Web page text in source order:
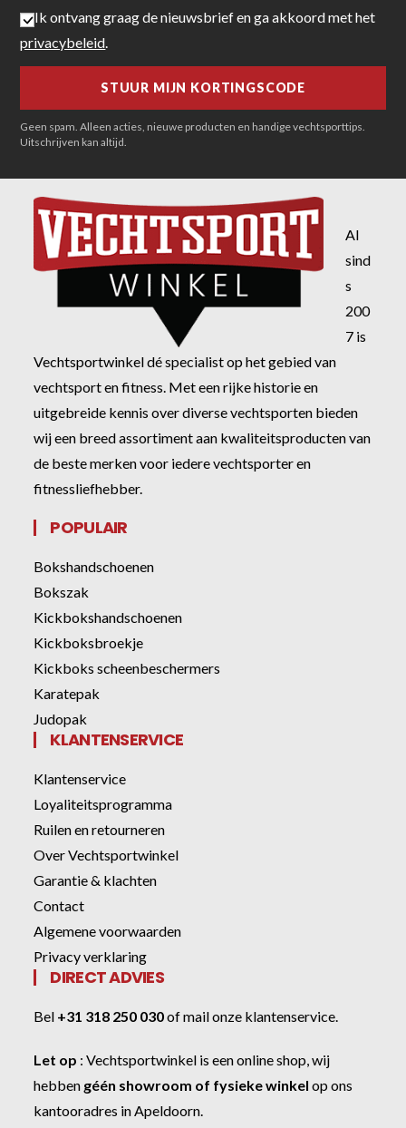
Ik ontvang graag de nieuwsbrief en ga akkoord met het
privacybeleid.
Geen spam. Alleen acties, nieuwe producten en handige vechtsporttips.
Uitschrijven kan altijd.
Al
sind
s
200
7 is
Vechtsportwinkel dé specialist op het gebied van
vechtsport en fitness. Met een rijke historie en
uitgebreide kennis over diverse vechtsporten bieden
wij een breed assortiment aan kwaliteitsproducten van
de beste merken voor iedere vechtsporter en
fitnessliefhebber.
POPULAIR
Bokshandschoenen
Bokszak
Kickbokshandschoenen
Kickboksbroekje
Kickboks scheenbeschermers
Karatepak
Judopak
KLANTENSERVICE
Klantenservice
Loyaliteitsprogramma
Ruilen en retourneren
Over Vechtsportwinkel
Garantie & klachten
Contact
Algemene voorwaarden
Privacy verklaring
DIRECT ADVIES
Bel +31 318 250 030ofmail onze klantenservice.
Let op :Vechtsportwinkel is een online shop, wij
hebben géén showroom of fysieke winkel op ons
kantooradres in Apeldoorn.